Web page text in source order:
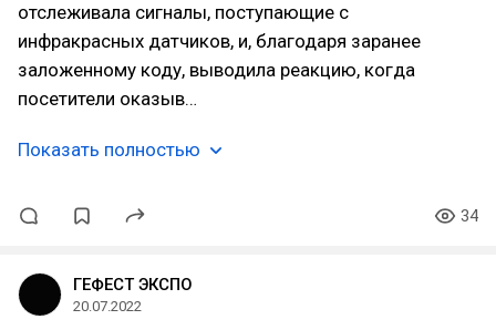
отслеживала сигналы, поступающие с
инфракрасных датчиков, и, благодаря заранее
заложенному коду, выводила реакцию, когда
посетители оказыв…
Показать полностью
34
ГЕФЕСТ ЭКСПО
20.07.2022